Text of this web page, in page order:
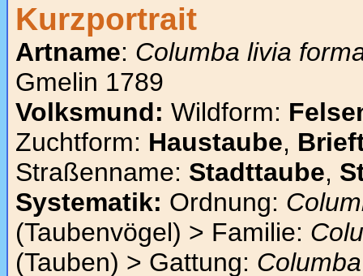
Kurzportrait
Artname: Columba livia
Gmelin 1789
Volksmund: Wildform:
Zuchtform: Haustaube,
Straßenname: Stadttaube,
Systematik: Ordnung:
(Taubenvögel) > Familie:
(Tauben) > Gattung: Columba